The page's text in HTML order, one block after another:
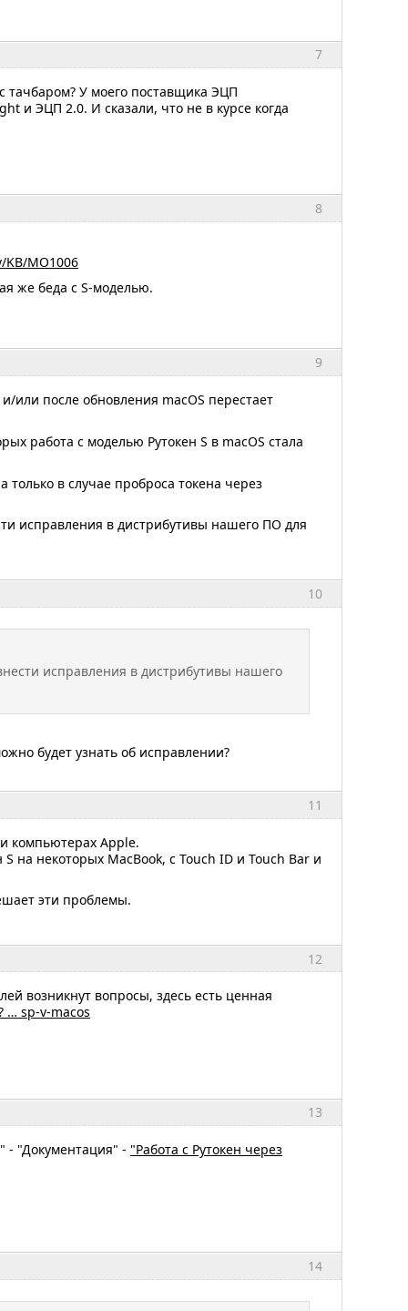
7
У моего поставщика ЭЦП
и ЭЦП 2.0. И сказали, что не в курсе когда
8
MO1006
же беда с S-моделью.
9
или после обновления macOS перестает
работа с моделью Рутокен S в macOS стала
в случае проброса токена через
исправления в дистрибутивы нашего ПО для
10
исправления в дистрибутивы нашего
будет узнать об исправлении?
11
компьютерах Apple.
на некоторых MacBook, с Touch ID и Touch Bar и
эти проблемы.
12
возникнут вопросы, здесь есть ценная
sp-v-macos
13
- "Документация" - "Работа с Рутокен через
14